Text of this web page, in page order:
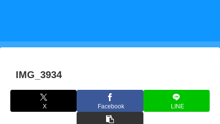
IMG_3934
X Facebook LINE